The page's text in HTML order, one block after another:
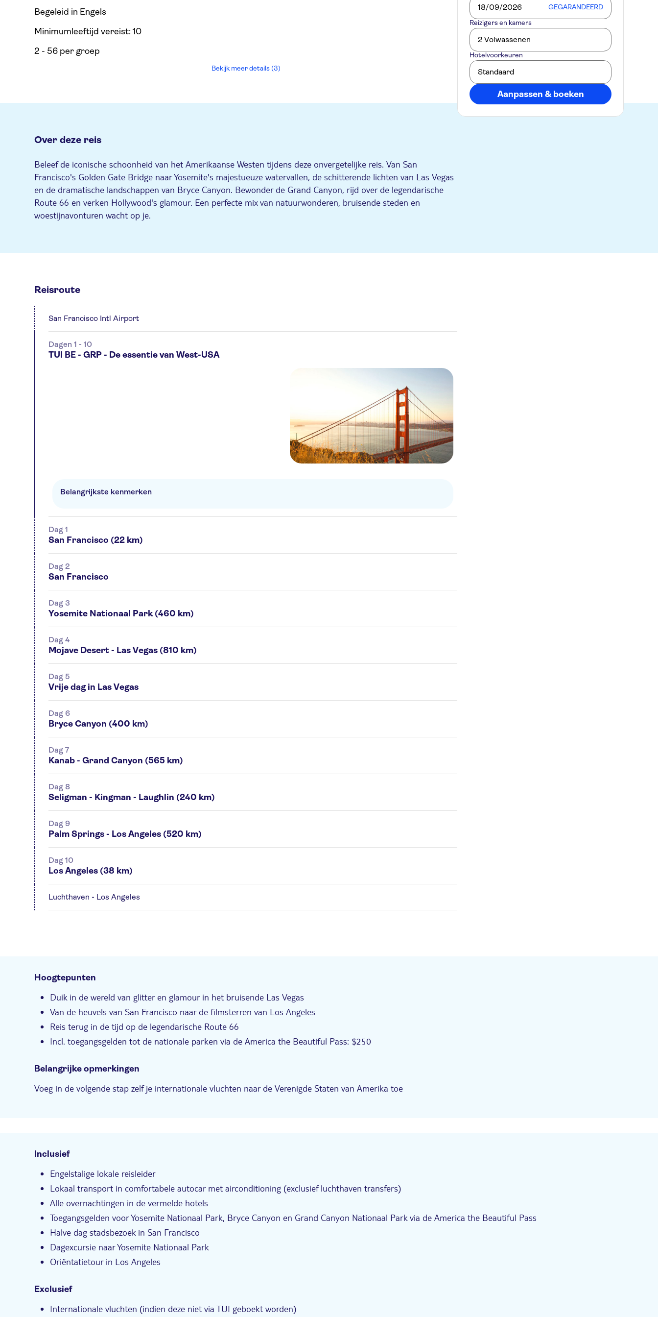
Begeleid in Engels
Minimumleeftijd vereist: 10
2 - 56 per groep
Bekijk meer details (3)
Over deze reis
Beleef de iconische schoonheid van het Amerikaanse Westen tijdens deze onvergetelijke reis. Van San
Francisco's Golden Gate Bridge naar Yosemite's majestueuze watervallen, de schitterende lichten van Las Vegas
en de dramatische landschappen van Bryce Canyon. Bewonder de Grand Canyon, rijd over de legendarische
Route 66 en verken Hollywood's glamour. Een perfecte mix van natuurwonderen, bruisende steden en
woestijnavonturen wacht op je.
Reisroute
San Francisco Intl Airport
Dagen 1 - 10
TUI BE - GRP - De essentie van West-USA
Belangrijkste kenmerken
Dag 1
San Francisco (22 km)
Dag 2
San Francisco
Dag 3
Yosemite Nationaal Park (460 km)
Dag 4
Mojave Desert - Las Vegas (810 km)
Dag 5
Vrije dag in Las Vegas
Dag 6
Bryce Canyon (400 km)
Dag 7
Kanab - Grand Canyon (565 km)
Dag 8
Seligman - Kingman - Laughlin (240 km)
Dag 9
Palm Springs - Los Angeles (520 km)
Dag 10
Los Angeles (38 km)
Luchthaven - Los Angeles
18/09/2026
GEGARANDEERD
Reizigers en kamers
2 Volwassenen
Hotelvoorkeuren
Standaard
Aanpassen & boeken
Hoogtepunten
Duik in de wereld van glitter en glamour in het bruisende Las Vegas
Van de heuvels van San Francisco naar de filmsterren van Los Angeles
Reis terug in de tijd op de legendarische Route 66
Incl. toegangsgelden tot de nationale parken via de America the Beautiful Pass: $250
Belangrijke opmerkingen
Voeg in de volgende stap zelf je internationale vluchten naar de Verenigde Staten van Amerika toe
Inclusief
Engelstalige lokale reisleider
Lokaal transport in comfortabele autocar met airconditioning (exclusief luchthaven transfers)
Alle overnachtingen in de vermelde hotels
Toegangsgelden voor Yosemite Nationaal Park, Bryce Canyon en Grand Canyon Nationaal Park via de America the Beautiful Pass
Halve dag stadsbezoek in San Francisco
Dagexcursie naar Yosemite Nationaal Park
Oriëntatietour in Los Angeles
Exclusief
Internationale vluchten (indien deze niet via TUI geboekt worden)